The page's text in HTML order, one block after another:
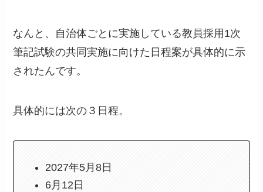
なんと、自治体ごとに実施している教員採用1次
筆記試験の共同実施に向けた日程案が具体的に示
されたんです。
具体的には次の３日程。
2027年5月8日
6月12日